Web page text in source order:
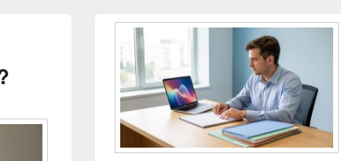
Zone
principale
widget
latérale